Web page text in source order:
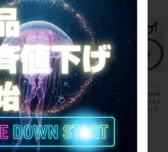
ジャイアント GIANT TCR ADVANCED
2 DISC SE 105 パワメ付 ホイールカス
タム 2021年 カーボンロードバイク M
サイズ カーボンカラー
円
▼▼トレック TREK EMONDA SL5 DIS
C 105 2023年 カーボン ロードバイク 5
0サイズ 2×11速（サイクルパラダイス
福岡より配送）
214,500円